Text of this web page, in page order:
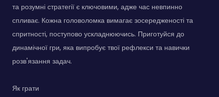
та розумні стратегії є ключовими, адже час невпинно
спливає. Кожна головоломка вимагає зосередженості та
спритності, поступово ускладнюючись. Приготуйся до
динамічної гри, яка випробує твої рефлекси та навички
розв'язання задач.
Як грати